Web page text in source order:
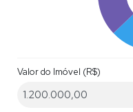
Valor do Imóvel (R$)